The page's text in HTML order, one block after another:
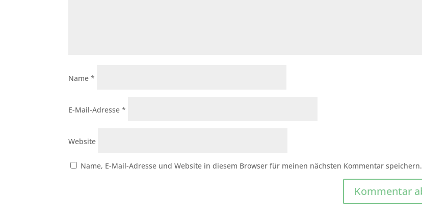
Name*
E-Mail-Adresse*
Website
Name, E-Mail-Adresse und Website in diesem Browser für meinen nächsten Kommentar speichern.